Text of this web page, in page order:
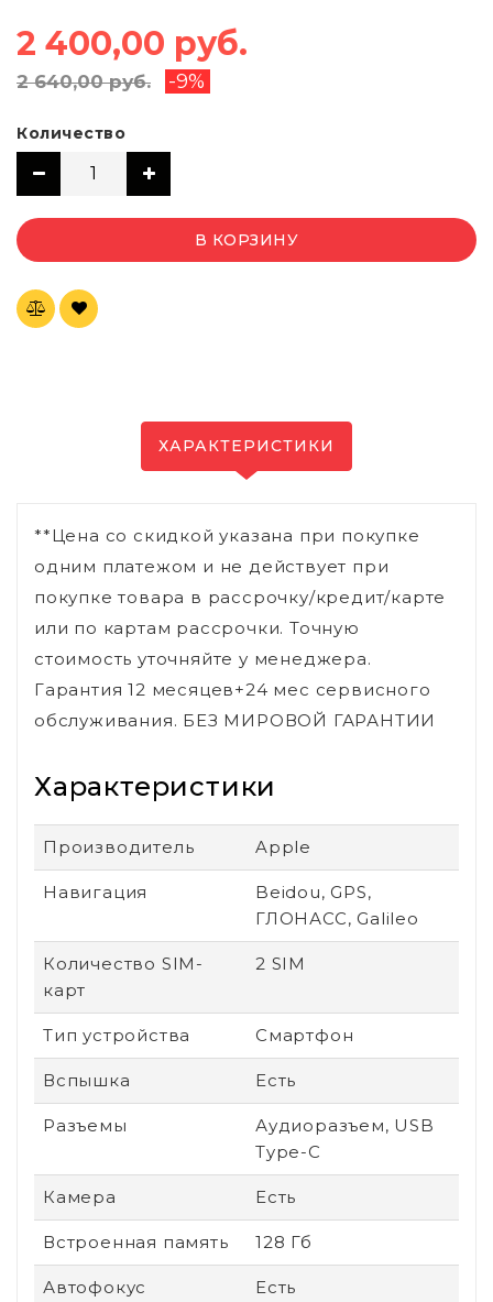
2 400,00 руб.
2 640,00 руб. -9%
Количество
В КОРЗИНУ
ХАРАКТЕРИСТИКИ
**Цена со скидкой указана при покупке
одним платежом и не действует при
покупке товара в рассрочку/кредит/карте
или по картам рассрочки. Точную
стоимость уточняйте у менеджера.
Гарантия 12 месяцев+24 мес сервисного
обслуживания. БЕЗ МИРОВОЙ ГАРАНТИИ
Характеристики
Производитель Apple
Навигация
Beidou, GPS,
ГЛОНАСС, Galileo
Количество SIM-
карт
2 SIM
Тип устройства Смартфон
Вспышка Есть
Разъемы
Аудиоразъем, USB
Type-C
Камера Есть
Встроенная память 128 Гб
Автофокус Есть